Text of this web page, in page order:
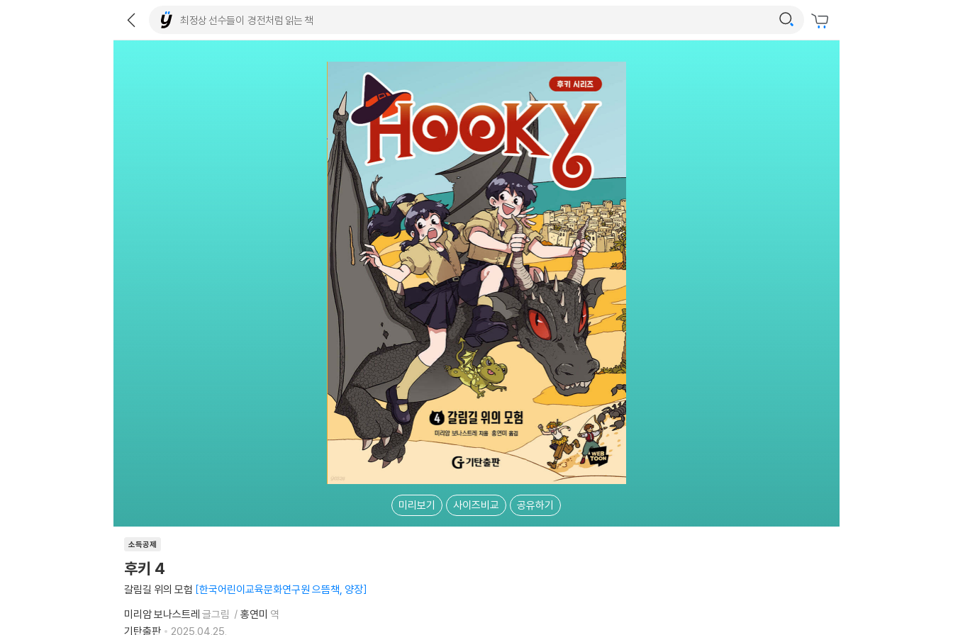
미리보기 사이즈비교 공유하기
소득공제
후키 4
갈림길 위의 모험 한국어린이교육문화연구원 으뜸책, 양장
미리암 보나스트레 글그림 홍연미 역
기탄출판
2025.04.25.